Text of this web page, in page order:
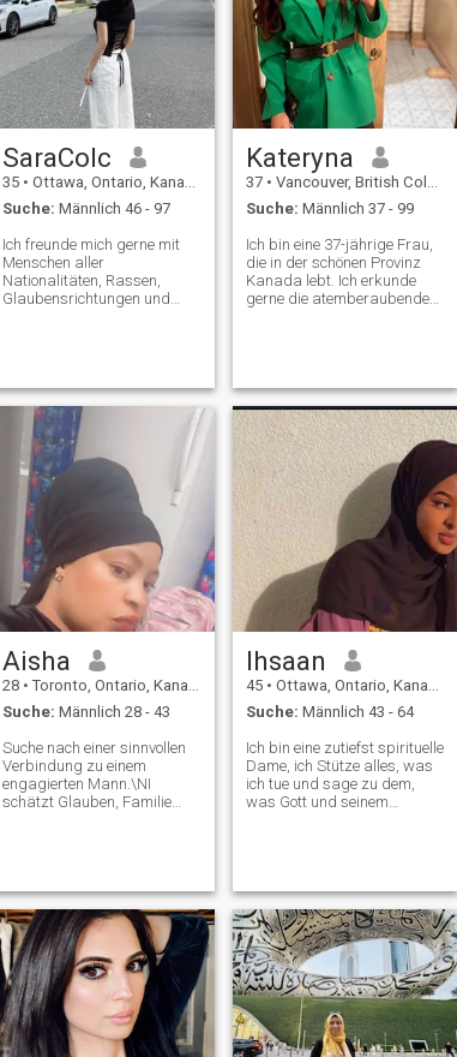
SaraColc
35 • Ottawa, Ontario, Kanada
Suche: Männlich 46 - 97
Ich freunde mich gerne mit
Menschen aller
Nationalitäten, Rassen,
Glaubensrichtungen und
Ansichten und Meinungen
aus\NIch hoffe, jemand
behandelt mich, behandelt
mich und behandelt mich wie
eine Prinzessin
Kateryna
37 • Vancouver, British Columbia, Kanada
Suche: Männlich 37 - 99
Ich bin eine 37-jährige Frau,
die in der schönen Provinz
Kanada lebt. Ich erkunde
gerne die atemberaubende
versuche ich gerne neue
Rezepte aus, tauche in ein
gutes Buch ein und verbringe
tolle Zeit mit Freunden und
Familie. Ich bin
leidenschaftlich daran
interessiert, die Abenteuer
des Lebens zu genießen und
Freude an den kleinen
Dingen zu finden!
Aisha
28 • Toronto, Ontario, Kanada
Suche: Männlich 28 - 43
Suche nach einer sinnvollen
Verbindung zu einem
engagierten Mann.\NI
schätzt Glauben, Familie
von Liebe und Engagement
auf. Wenn Sie tiefe
Gespräche, einen guten Sinn
für Humor schätzen und an
die Schönheit des
unverschämten Glaubens
glauben, wischen Sie nach
rechts.\Nauf der Suche nach
echten Verbindungen
Ihsaan
45 • Ottawa, Ontario, Kanada
Suche: Männlich 43 - 64
Ich bin eine zutiefst spirituelle
Dame, ich Stütze alles, was
ich tue und sage zu dem,
was Gott und seinem
zu machen. Was mich
glücklich macht, ist, denen
zu helfen, die sich nicht
selbst helfen können. Wenn
du ein Herz glücklich
machst, dann schaffen wir
eine gepostete Energie und
senden Gottes Liebe auf uns.